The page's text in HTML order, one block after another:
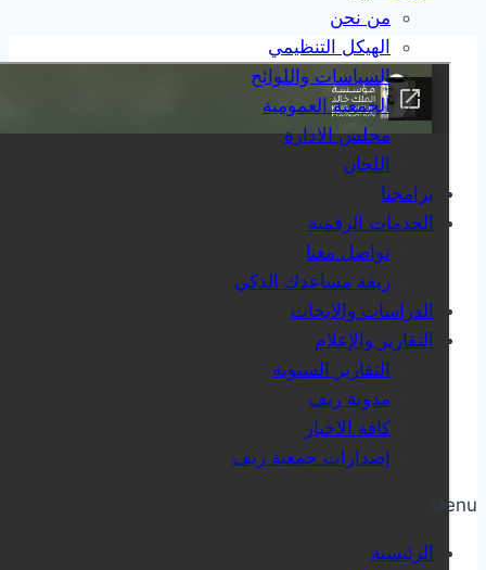
من نحن
الهيكل التنظيمي
السياسات واللوائح
الجمعية العمومية
مجلس الادارة
اللجان
برامجنا
الخدمات الرقمية
تواصل معنا
ريفة مساعدك الذكي
الدراسات والابحاث
التقارير والإعلام
التقارير السنوية
مدونة ريف
كافة الاخبار
إصدارات جمعية ريف
Menu
الرئيسية